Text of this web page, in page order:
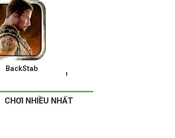
BackStab
,
CHƠI NHIỀU NHẤT